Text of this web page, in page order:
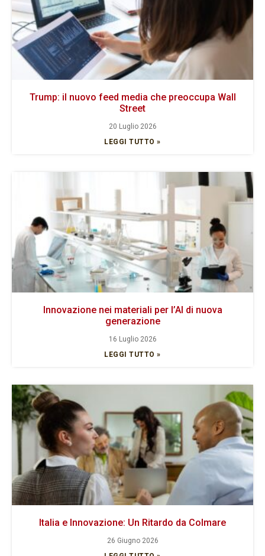
Trump: il nuovo feed media che preoccupa Wall
Street
20 Luglio 2026
LEGGI TUTTO »
Innovazione nei materiali per l’AI di nuova
generazione
16 Luglio 2026
LEGGI TUTTO »
Italia e Innovazione: Un Ritardo da Colmare
26 Giugno 2026